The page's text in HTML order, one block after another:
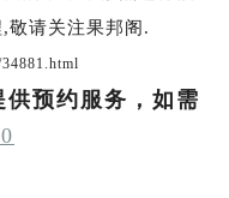
敬请关注果邦阁.
预约服务，如需